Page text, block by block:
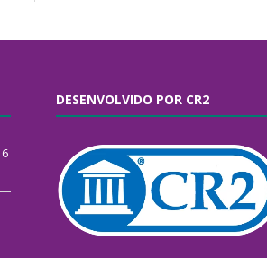
6
DESENVOLVIDO POR CR2